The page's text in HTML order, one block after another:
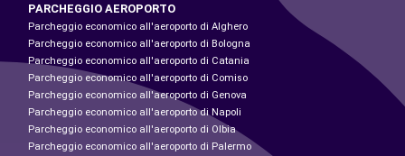
PARCHEGGIO AEROPORTO
Parcheggio economico all'aeroporto di Alghero
Parcheggio economico all'aeroporto di Bologna
Parcheggio economico all'aeroporto di Catania
Parcheggio economico all'aeroporto di Comiso
Parcheggio economico all'aeroporto di Genova
Parcheggio economico all'aeroporto di Napoli
Parcheggio economico all'aeroporto di Olbia
Parcheggio economico all'aeroporto di Palermo